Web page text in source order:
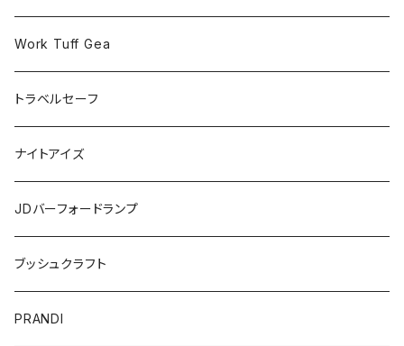
Work Tuff Gea
トラベルセーフ
ナイトアイズ
JDバーフォードランプ
ブッシュクラフト
PRANDI